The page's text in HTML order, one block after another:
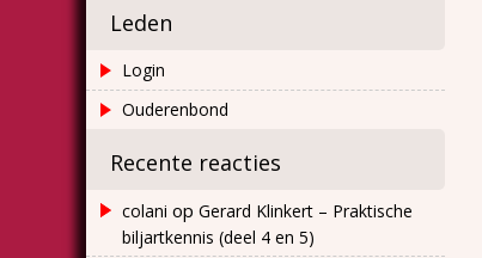
Leden
Login
Ouderenbond
Recente reacties
colani op Gerard Klinkert – Praktische
biljartkennis (deel 4 en 5)